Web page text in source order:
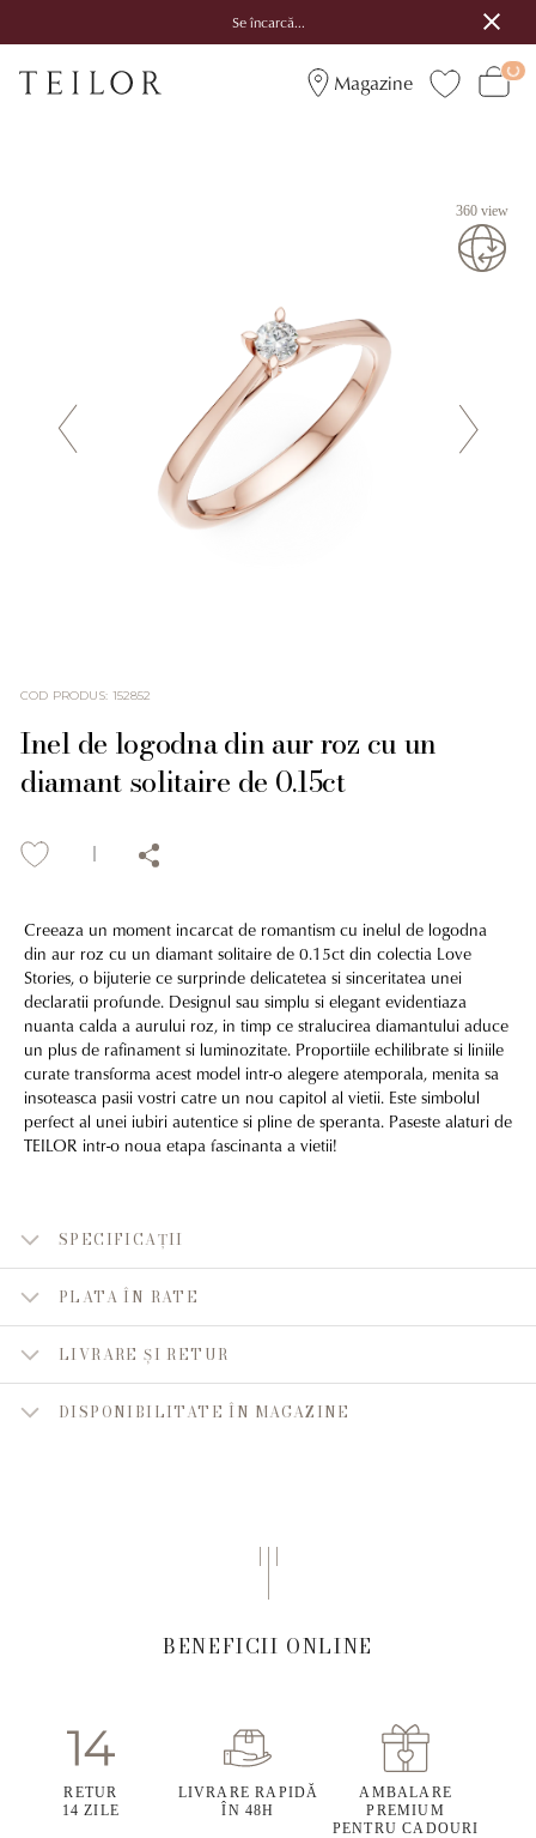
Se încarcă...
Magazine
360 view
COD PRODUS: 152852
Inel de logodna din aur roz cu un
diamant solitaire de 0.15ct
Creeaza un moment incarcat de romantism cu inelul de logodna
din aur roz cu un diamant solitaire de 0.15ct din colectia Love
Stories, o bijuterie ce surprinde delicatetea si sinceritatea unei
declaratii profunde. Designul sau simplu si elegant evidentiaza
nuanta calda a aurului roz, in timp ce stralucirea diamantului aduce
un plus de rafinament si luminozitate. Proportiile echilibrate si liniile
curate transforma acest model intr-o alegere atemporala, menita sa
insoteasca pasii vostri catre un nou capitol al vietii. Este simbolul
perfect al unei iubiri autentice si pline de speranta. Paseste alaturi de
TEILOR intr-o noua etapa fascinanta a vietii!
SPECIFICAȚII
PLATA ÎN RATE
LIVRARE ȘI RETUR
DISPONIBILITATE ÎN MAGAZINE
BENEFICII ONLINE
RETUR
14 ZILE
LIVRARE RAPIDĂ
ÎN 48H
AMBALARE
PREMIUM
PENTRU CADOURI